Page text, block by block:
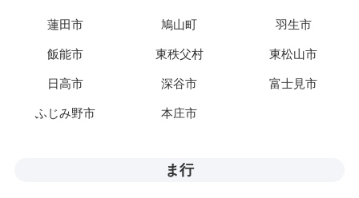
蓮田市 鳩山町 羽生市
飯能市 東秩父村 東松山市
日高市 深谷市 富士見市
ふじみ野市 本庄市
ま行